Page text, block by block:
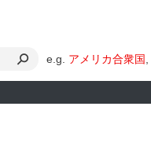
e.g. アメリカ合衆国